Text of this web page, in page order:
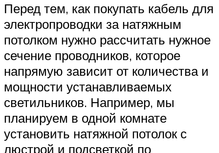
Перед тем, как покупать кабель для
электропроводки за натяжным
потолком нужно рассчитать нужное
сечение проводников, которое
напрямую зависит от количества и
мощности устанавливаемых
светильников. Например, мы
планируем в одной комнате
установить натяжной потолок с
люстрой и подсветкой по